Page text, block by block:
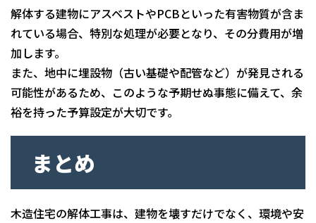
解体する建物にアスベストやPCBといった有害物質が含ま
れている場合、特別な処理が必要となり、その分費用が増
加します。
また、地中に埋設物（古い基礎や配管など）が発見される
可能性があるため、このような予期せぬ事態に備えて、余
裕を持った予算設定が大切です。
まとめ
木造住宅の解体工事は、建物を壊すだけでなく、環境や安